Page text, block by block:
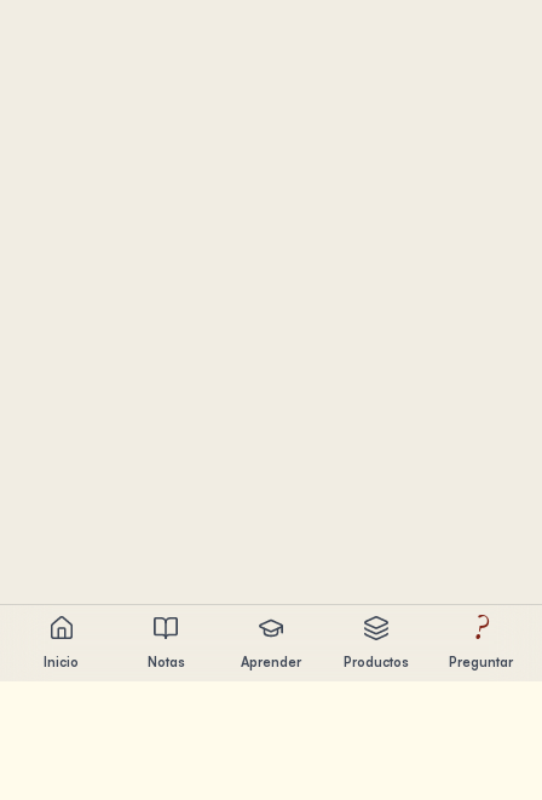
Inicio Notas Aprender Productos
?
Preguntar